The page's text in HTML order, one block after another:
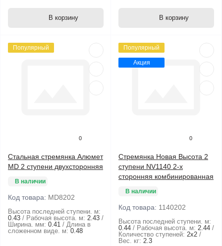
В корзину В корзину
Популярный
0
Стальная стремянка Алюмет
MD 2 ступени двухсторонняя
В наличии
Код товара: MD8202
Высота последней ступени. м:
0.43
Рабочая высота. м: 2.43
Ширина. мм: 0.41
Длина в
сложенном виде. м: 0.48
Популярный
Акция
0
Стремянка Новая Высота 2
ступени NV1140 2-х
сторонняя комбинированная
В наличии
Код товара: 1140202
Высота последней ступени. м:
0.44
Рабочая высота. м: 2.44
Количество ступеней: 2х2
Вес. кг: 2.3